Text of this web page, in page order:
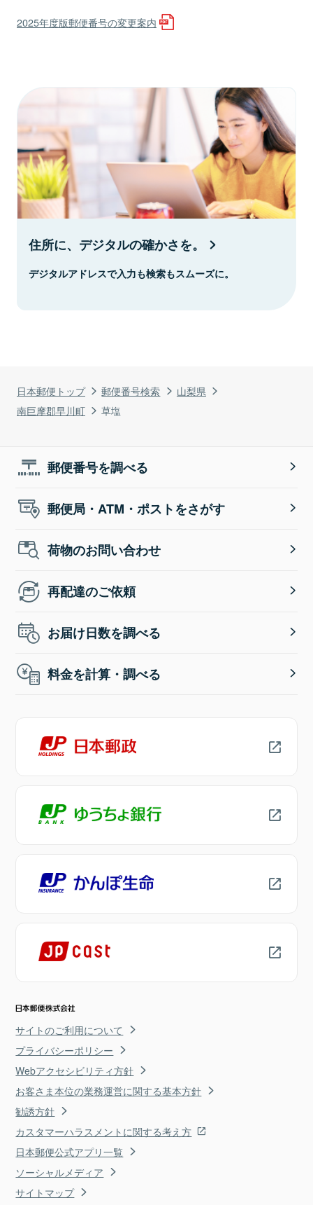
日本郵便トップ 郵便番号検索
山梨県
南巨摩郡早川町
草塩
2025年度版郵便番号の変更案内
住所に、デジタルの確かさを。
デジタルアドレスで入力も検索もスムーズに。
郵便番号を調べる
郵便局・ATM・ポストをさがす
荷物のお問い合わせ
再配達のご依頼
お届け日数を調べる
料金を計算・調べる
サイトのご利用について
プライバシーポリシー
Webアクセシビリティ方針
お客さま本位の業務運営に関する基本方針
勧誘方針
カスタマーハラスメントに関する考え方
日本郵便公式アプリ一覧
ソーシャルメディア
サイトマップ